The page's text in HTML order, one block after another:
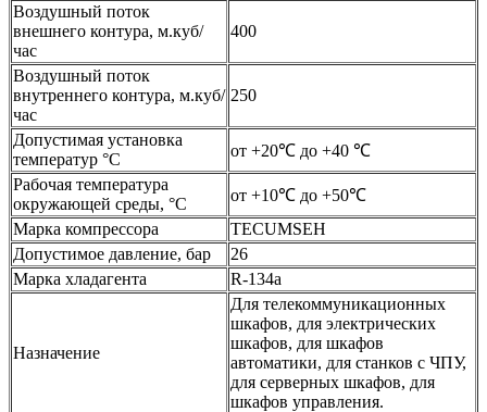
Воздушный поток
внешнего контура, м.куб/
час
400
Воздушный поток
внутреннего контура, м.куб/
час
250
Допустимая установка
температур °С
от +20℃ до +40 ℃
Рабочая температура
окружающей среды, °С
от +10℃ до +50℃
Марка компрессора
TECUMSEH
Допустимое давление, бар
26
Марка хладагента
R-134a
Назначение
Для телекоммуникационных
шкафов, для электрических
шкафов, для шкафов
автоматики, для станков с ЧПУ,
для серверных шкафов, для
шкафов управления.